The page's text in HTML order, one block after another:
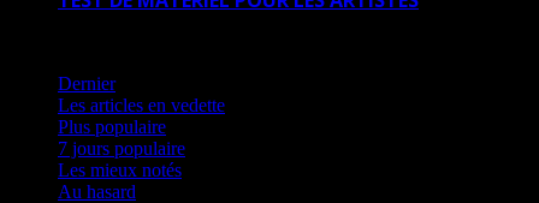
Dernier
Les articles en vedette
Plus populaire
7 jours populaire
Les mieux notés
Au hasard